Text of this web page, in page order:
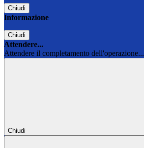
Chiudi
Informazione
Chiudi
Attendere...
Attendere il completamento dell'operazione...
Chiudi